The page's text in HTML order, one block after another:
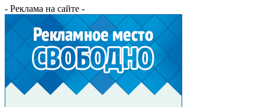
- Реклама на сайте -